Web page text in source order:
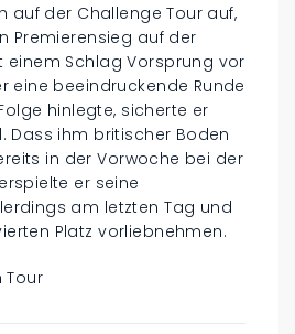
auf der Challenge Tour auf,
Premierensieg auf der
einem Schlag Vorsprung vor
eine beeindruckende Runde
hinlegte, sicherte er
Dass ihm britischer Boden
in der Vorwoche bei der
er seine
am letzten Tag und
Platz vorliebnehmen.
Tour